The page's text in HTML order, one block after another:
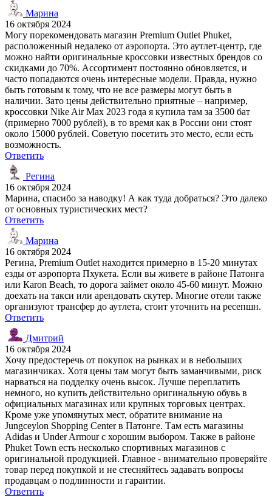
Марина
16 октября 2024
Могу порекомендовать магазин Premium Outlet Phuket,
расположенный недалеко от аэропорта. Это аутлет-центр, где
можно найти оригинальные кроссовки известных брендов со
скидками до 70%. Ассортимент постоянно обновляется, и
часто попадаются очень интересные модели. Правда, нужно
быть готовым к тому, что не все размеры могут быть в
наличии. Зато цены действительно приятные – например,
кроссовки Nike Air Max 2023 года я купила там за 3500 бат
(примерно 7000 рублей), в то время как в России они стоят
около 15000 рублей. Советую посетить это место, если есть
возможность.
Ответить
Регина
16 октября 2024
Марина, спасибо за наводку! А как туда добраться? Это далеко
от основных туристических мест?
Ответить
Марина
16 октября 2024
Регина, Premium Outlet находится примерно в 15-20 минутах
езды от аэропорта Пхукета. Если вы живете в районе Патонга
или Кaron Beach, то дорога займет около 45-60 минут. Можно
доехать на такси или арендовать скутер. Многие отели также
организуют трансфер до аутлета, стоит уточнить на ресепшн.
Ответить
Дмитрий
16 октября 2024
Хочу предостеречь от покупок на рынках и в небольших
магазинчиках. Хотя цены там могут быть заманчивыми, риск
нарваться на подделку очень высок. Лучше переплатить
немного, но купить действительно оригинальную обувь в
официальных магазинах или крупных торговых центрах.
Кроме уже упомянутых мест, обратите внимание на
Jungceylon Shopping Center в Патонге. Там есть магазины
Adidas и Under Armour с хорошим выбором. Также в районе
Phuket Town есть несколько спортивных магазинов с
оригинальной продукцией. Главное - внимательно проверяйте
товар перед покупкой и не стесняйтесь задавать вопросы
продавцам о подлинности и гарантии.
Ответить